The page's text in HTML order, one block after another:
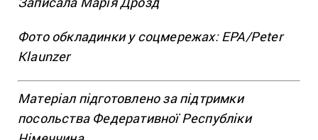
Фото обкладинки у соцмережах: EPA/Peter
Klaunzer
Матеріал підготовлено за підтримки
посольства Федеративної Республіки